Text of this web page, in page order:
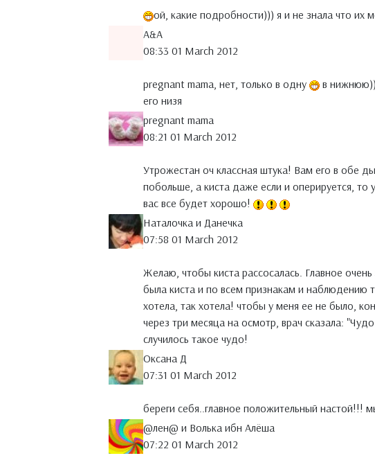
ой, какие подробности))) я и не знала что их
A&A
08:33 01 March 2012
pregnant mama, нет, только в одну
в
его низя
pregnant mama
08:21 01 March 2012
Утрожестан оч классная штука! Вам его в обе
побольше, а киста даже если и оперируется,
вас все будет хорошо!
Наталочка и Данечка
07:58 01 March 2012
Желаю, чтобы киста рассосалась. Главное
была киста и по всем признакам и наблюдению
хотела, так хотела! чтобы у меня ее не было,
через три месяца на осмотр, врач сказала:
случилось такое чудо!
Оксана Д
07:31 01 March 2012
береги себя..главное положительный настой!!!
@лен@ и Волька ибн Алёша
07:22 01 March 2012